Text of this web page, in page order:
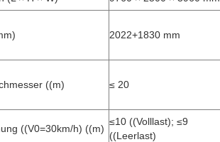
2022+1830 mm
((m) ≤ 20
((V0=30km/h) ((m)
≤10 ((Volllast); ≤9
((Leerlast)